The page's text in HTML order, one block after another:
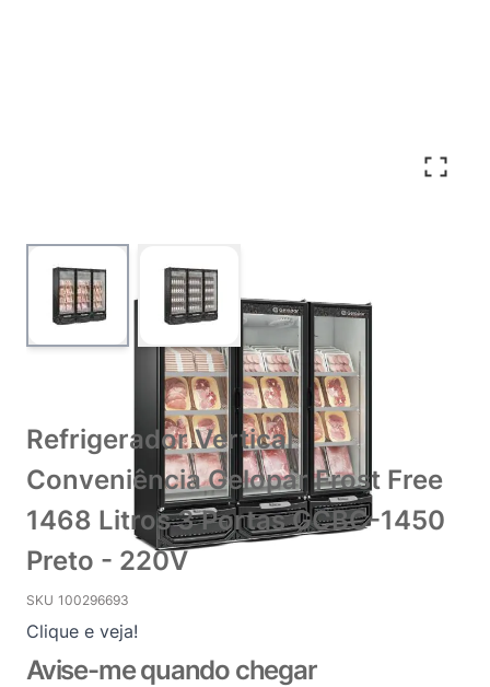
Refrigerador Vertical
Conveniência Gelopar Frost Free
1468 Litros 3 Portas GCBC-1450
Preto - 220V
SKU 100296693
Clique e veja!
Avise-me quando chegar